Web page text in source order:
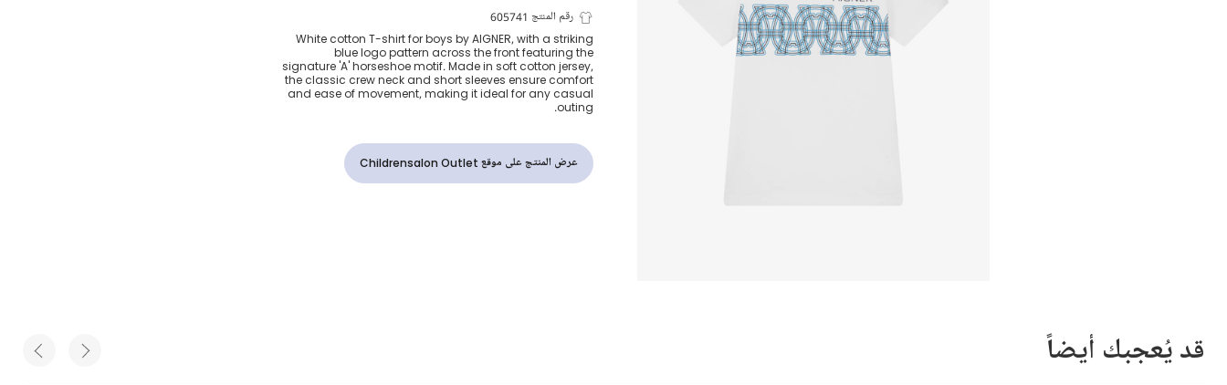
تيشيرت قطن لون أبيض
وأزرق للأولاد
رقم المنتج 605741
White cotton T-shirt for boys by AIGNER, with a striking
blue logo pattern across the front featuring the
signature 'A' horseshoe motif. Made in soft cotton jersey,
the classic crew neck and short sleeves ensure comfort
and ease of movement, making it ideal for any casual
outing.
عرض المنتج على موقع Childrensalon Outlet
قد يُعجبك أيضاً